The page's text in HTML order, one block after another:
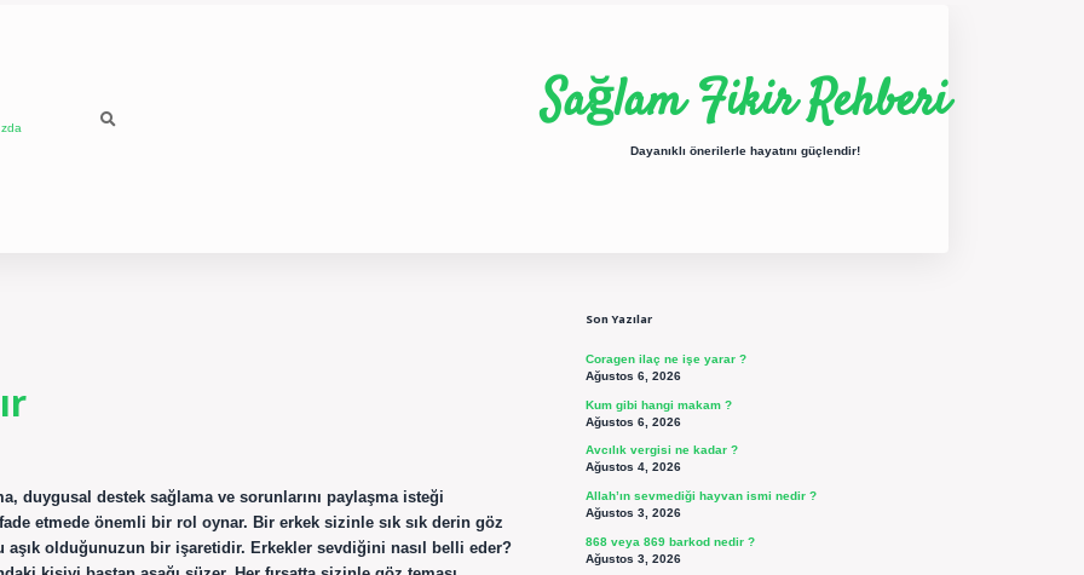
Sağlam Fikir Rehberi
Dayanıklı önerilerle hayatını güçlendir!
duygusal destek sağlama ve sorunlarını paylaşma isteği
etmede önemli bir rol oynar. Bir erkek sizinle sık sık derin göz
olduğunuzun bir işaretidir. Erkekler sevdiğini nasıl belli eder?
Son Yazılar
Coragen ilaç ne işe yarar ?
Ağustos 6, 2026
Kum gibi hangi makam ?
Ağustos 6, 2026
Avcılık vergisi ne kadar ?
Ağustos 4, 2026
Allah’ın sevmediği hayvan ismi nedir ?
Ağustos 3, 2026
868 veya 869 barkod nedir ?
Ağustos 3, 2026